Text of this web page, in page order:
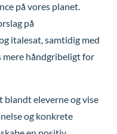
på vores planet.
på
italesat, samtidig med
håndgribeligt for
blandt eleverne og vise
og konkrete